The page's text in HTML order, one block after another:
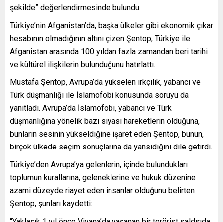
şekilde” değerlendirmesinde bulundu.
Türkiye’nin Afganistan’da, başka ülkeler gibi ekonomik çıkar
hesabının olmadığının altını çizen Şentop, Türkiye ile
Afganistan arasında 100 yıldan fazla zamandan beri tarihi
ve kültürel ilişkilerin bulunduğunu hatırlattı.
Mustafa Şentop, Avrupa’da yükselen ırkçılık, yabancı ve
Türk düşmanlığı ile İslamofobi konusunda soruyu da
yanıtladı. Avrupa’da İslamofobi, yabancı ve Türk
düşmanlığına yönelik bazı siyasi hareketlerin olduğuna,
bunların sesinin yükseldiğine işaret eden Şentop, bunun,
birçok ülkede seçim sonuçlarına da yansıdığını dile getirdi.
Türkiye’den Avrupa’ya gelenlerin, içinde bulundukları
toplumun kurallarına, geleneklerine ve hukuk düzenine
azami düzeyde riayet eden insanlar olduğunu belirten
Şentop, şunları kaydetti: